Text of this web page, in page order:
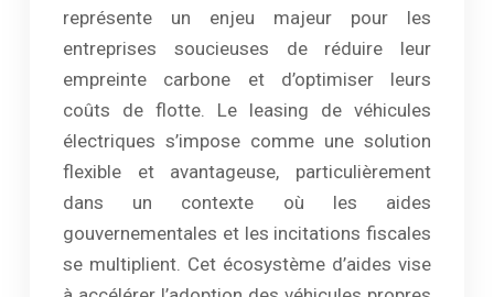
représente un enjeu majeur pour les
entreprises soucieuses de réduire leur
empreinte carbone et d’optimiser leurs
coûts de flotte. Le leasing de véhicules
électriques s’impose comme une solution
flexible et avantageuse, particulièrement
dans un contexte où les aides
gouvernementales et les incitations fiscales
se multiplient. Cet écosystème d’aides vise